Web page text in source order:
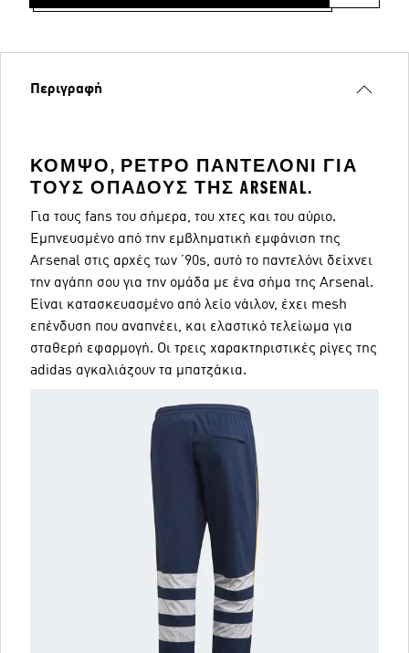
Περιγραφή
ΚΟΜΨΌ, ΡΕΤΡΌ ΠΑΝΤΕΛΌΝΙ ΓΙΑ
ΤΟΥΣ ΟΠΑΔΟΎΣ ΤΗΣ ARSENAL.
Για τους fans του σήμερα, του χτες και του αύριο.
Εμπνευσμένο από την εμβληματική εμφάνιση της
Arsenal στις αρχές των ’90s, αυτό το παντελόνι δείχνει
την αγάπη σου για την ομάδα με ένα σήμα της Arsenal.
Είναι κατασκευασμένο από λείο νάιλον, έχει mesh
επένδυση που αναπνέει, και ελαστικό τελείωμα για
σταθερή εφαρμογή. Οι τρεις χαρακτηριστικές ρίγες της
adidas αγκαλιάζουν τα μπατζάκια.